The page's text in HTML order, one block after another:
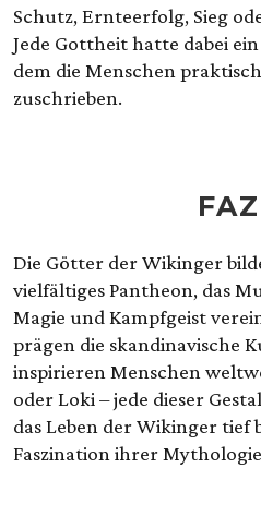
Schutz, Ernteerfolg, Sieg
Jede Gottheit hatte dabei
dem die Menschen
zuschrieben.
Die Götter der Wikinger
vielfältiges Pantheon, das
Magie und Kampfgeist
prägen die skandinavische
inspirieren Menschen
oder Loki – jede dieser
das Leben der Wikinger tief
Faszination ihrer